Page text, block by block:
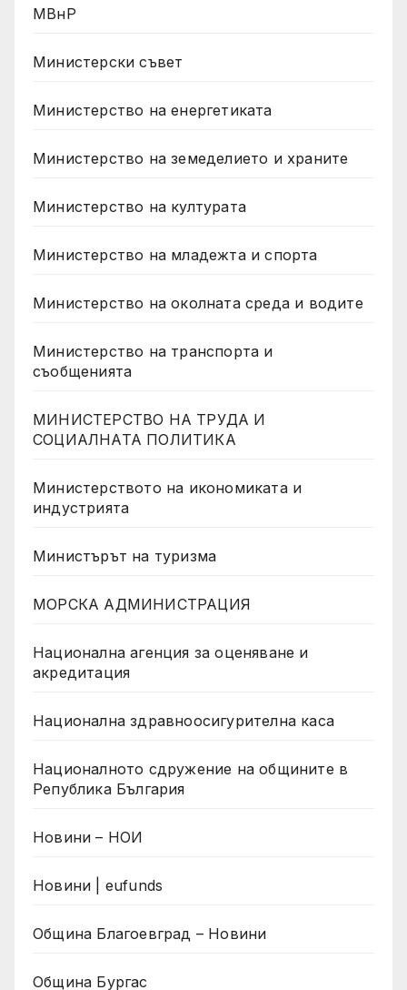
МВнР
Министерски съвет
Министерство на енергетиката
Министерство на земеделието и храните
Министерство на културата
Министерство на младежта и спорта
Министерство на околната среда и водите
Министерство на транспорта и
съобщенията
МИНИСТЕРСТВО НА ТРУДА И
СОЦИАЛНАТА ПОЛИТИКА
Министерството на икономиката и
индустрията
Министърът на туризма
МОРСКА АДМИНИСТРАЦИЯ
Национална агенция за оценяване и
акредитация
Национална здравноосигурителна каса
Националното сдружение на общините в
Република България
Новини – НОИ
Новини | eufunds
Община Благоевград – Новини
Община Бургас